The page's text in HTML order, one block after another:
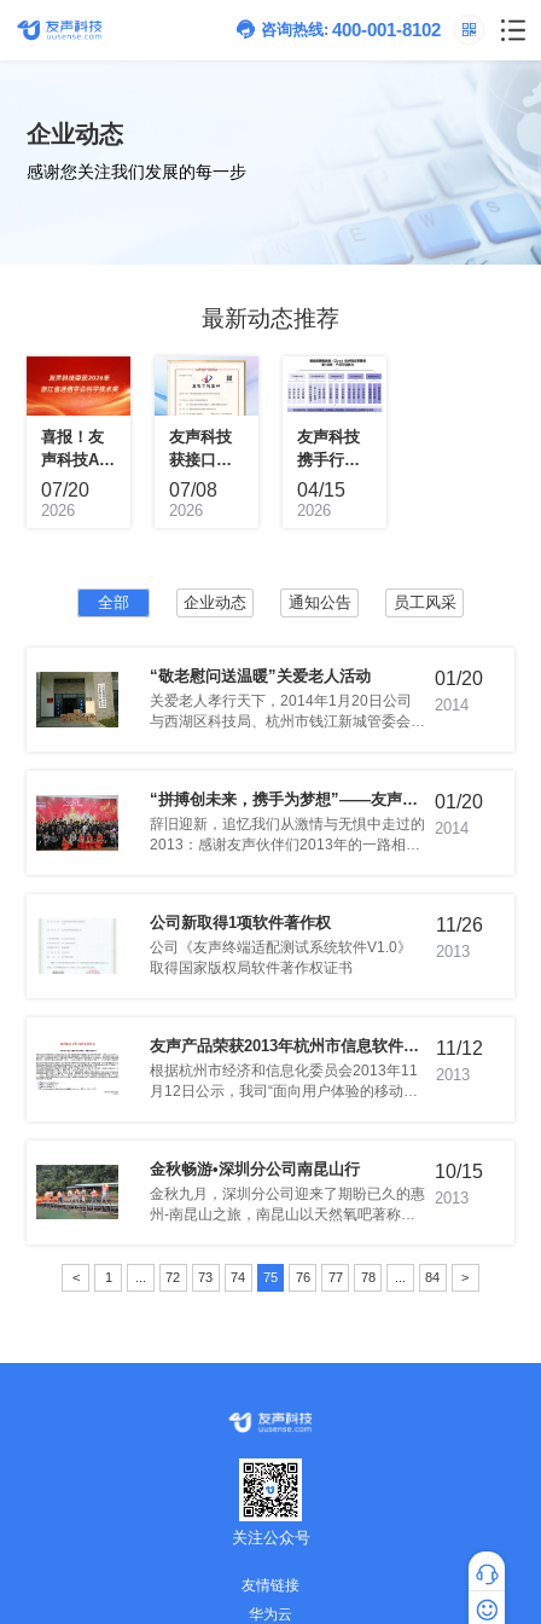
咨询热线: 400-001-8102
企业动态
感谢您关注我们发展的每一步
最新动态推荐
三等奖
07/20
2026
07/08
2026
范化发展
04/15
2026
全部 企业动态 通知公告 员工风采
“敬老慰问送温暖”关爱老人活动 01/20
2014
技2014新春年会顺利举办
01/20
2014
公司新取得1项软件著作权
取得国家版权局软件著作权证书
11/26
2013
电子商务产业发展资助项目
11/12
2013
金秋畅游•深圳分公司南昆山行
洗涤。
10/15
2013
< 1 72 73 74 75 76 77 78 84 >
关注公众号
友情链接
华为云
专家咨询